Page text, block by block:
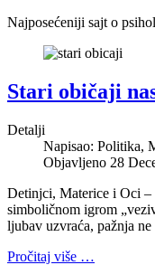
Najposećeniji sajt o
Stari običaji
Detalji
Napisao: Politika,
Objavljeno 28
Detinjci, Materice i Oci
simboličnom igrom
ljubav uzvraća, pažnja
Pročitaj više …